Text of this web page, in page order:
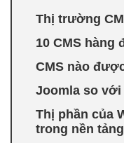
Thị trường
10 CMS hàng
CMS nào
Joomla so với
Thị phần của
trong nền